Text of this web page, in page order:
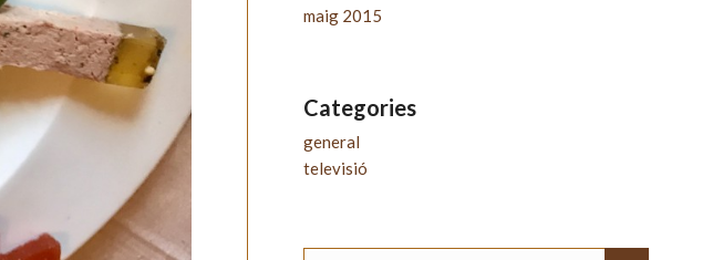
maig 2015
Categories
general
televisió